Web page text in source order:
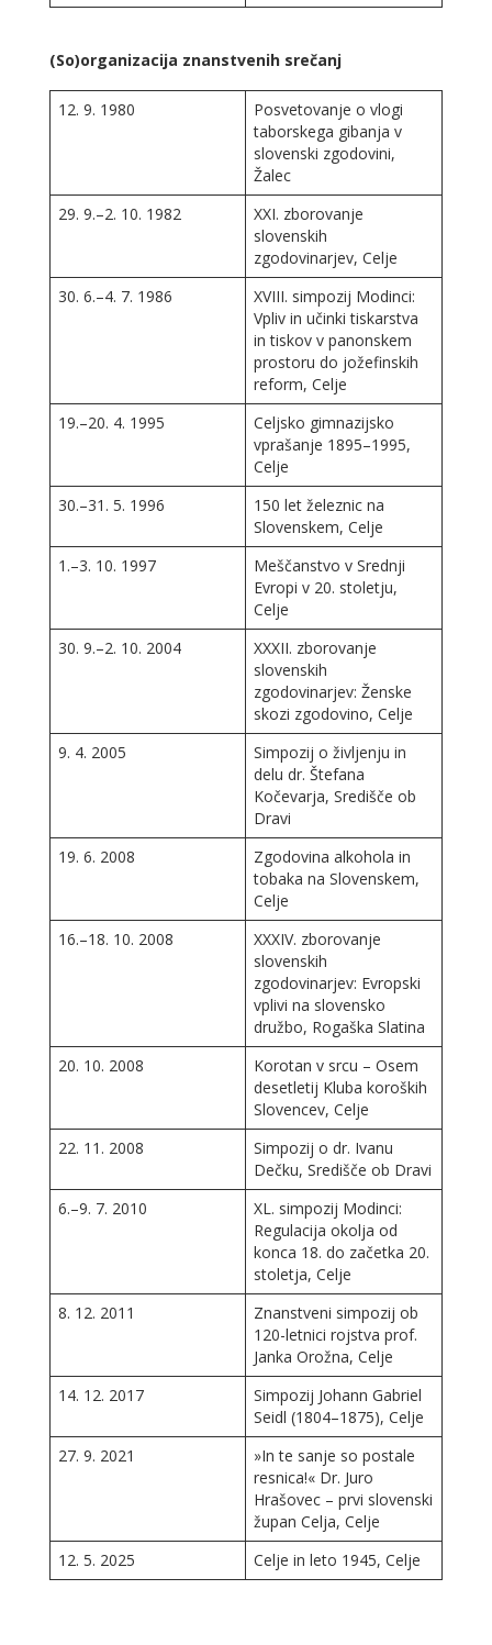
(So)organizacija znanstvenih srečanj
12. 9. 1980
Posvetovanje o vlogi
taborskega gibanja v
slovenski zgodovini,
Žalec
29. 9.–2. 10. 1982
XXI. zborovanje
slovenskih
zgodovinarjev, Celje
30. 6.–4. 7. 1986
XVIII. simpozij Modinci:
Vpliv in učinki tiskarstva
in tiskov v panonskem
prostoru do jožefinskih
reform, Celje
19.–20. 4. 1995
Celjsko gimnazijsko
vprašanje 1895–1995,
Celje
30.–31. 5. 1996
150 let železnic na
Slovenskem, Celje
1.–3. 10. 1997
Meščanstvo v Srednji
Evropi v 20. stoletju,
Celje
30. 9.–2. 10. 2004
XXXII. zborovanje
slovenskih
zgodovinarjev: Ženske
skozi zgodovino, Celje
9. 4. 2005
Simpozij o življenju in
delu dr. Štefana
Kočevarja, Središče ob
Dravi
19. 6. 2008
Zgodovina alkohola in
tobaka na Slovenskem,
Celje
16.–18. 10. 2008
XXXIV. zborovanje
slovenskih
zgodovinarjev: Evropski
vplivi na slovensko
družbo, Rogaška Slatina
20. 10. 2008
Korotan v srcu – Osem
desetletij Kluba koroških
Slovencev, Celje
22. 11. 2008
Simpozij o dr. Ivanu
Dečku, Središče ob Dravi
6.–9. 7. 2010
XL. simpozij Modinci:
Regulacija okolja od
konca 18. do začetka 20.
stoletja, Celje
8. 12. 2011
Znanstveni simpozij ob
120-letnici rojstva prof.
Janka Orožna, Celje
14. 12. 2017
Simpozij Johann Gabriel
Seidl (1804–1875), Celje
27. 9. 2021
»In te sanje so postale
resnica!« Dr. Juro
Hrašovec – prvi slovenski
župan Celja, Celje
12. 5. 2025
Celje in leto 1945, Celje